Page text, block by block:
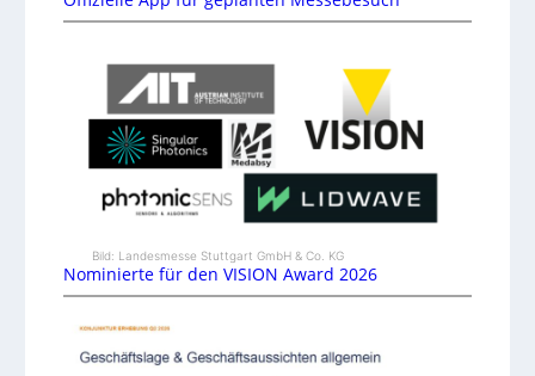
Bild: Landesmesse Stuttgart GmbH & Co. KG
Nominierte für den VISION Award 2026